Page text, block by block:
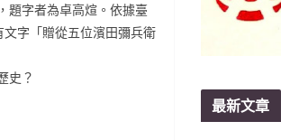
題字者為卓高煊。依據臺
字「贈從五位濱田彌兵衛
史？
最新文章